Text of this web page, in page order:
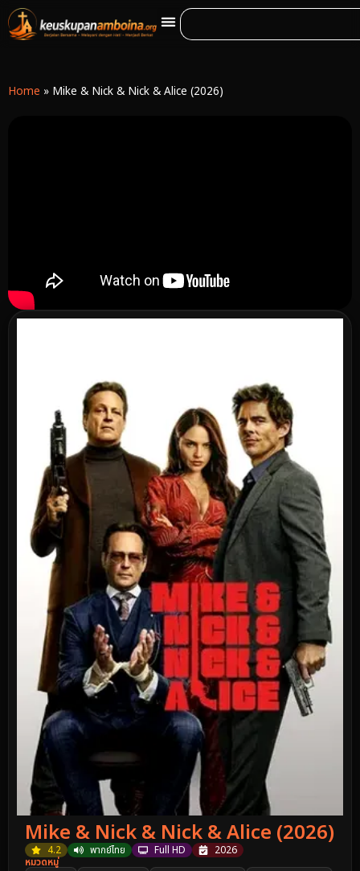
Home » Mike & Nick & Nick & Alice (2026)
Mike & Nick & Nick & Alice (2026)
4.2 พากย์ไทย Full HD
2026
หมวดหมู่